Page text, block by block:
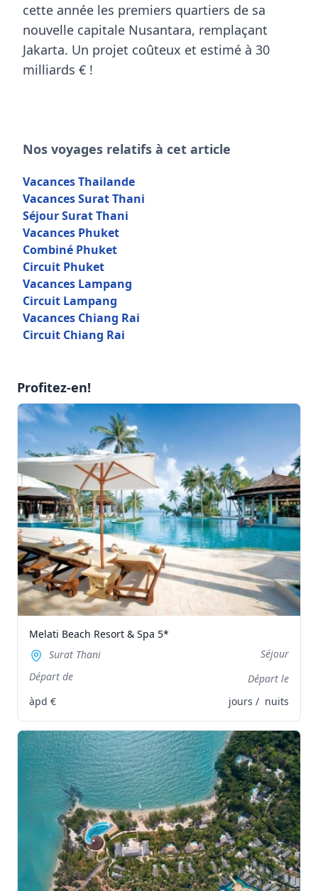
cette année les premiers quartiers de sa
nouvelle capitale Nusantara, remplaçant
Jakarta. Un projet coûteux et estimé à 30
milliards € !
Nos voyages relatifs à cet article
Vacances Thailande
Vacances Surat Thani
Séjour Surat Thani
Vacances Phuket
Combiné Phuket
Circuit Phuket
Vacances Lampang
Circuit Lampang
Vacances Chiang Rai
Circuit Chiang Rai
Profitez-en!
Melati Beach Resort & Spa 5*
Surat Thani
Séjour
Départ de
Départ le
àpd € jours / nuits